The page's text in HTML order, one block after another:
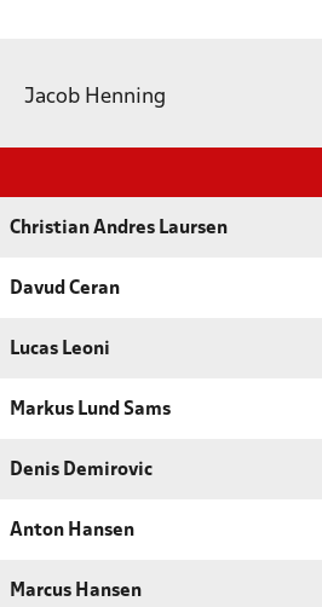
Jacob Henning
Christian Andres Laursen
Davud Ceran
Lucas Leoni
Markus Lund Sams
Denis Demirovic
Anton Hansen
Marcus Hansen